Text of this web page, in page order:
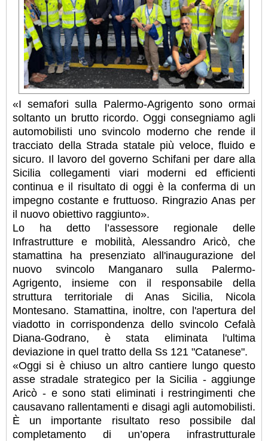
«I semafori sulla Palermo-Agrigento sono ormai
soltanto un brutto ricordo. Oggi consegniamo agli
automobilisti uno svincolo moderno che rende il
tracciato della Strada statale più veloce, fluido e
sicuro. Il lavoro del governo Schifani per dare alla
Sicilia collegamenti viari moderni ed efficienti
continua e il risultato di oggi è la conferma di un
impegno costante e fruttuoso. Ringrazio Anas per
il nuovo obiettivo raggiunto».
Lo ha detto l’assessore regionale delle
Infrastrutture e mobilità, Alessandro Aricò, che
stamattina ha presenziato all'inaugurazione del
nuovo svincolo Manganaro sulla Palermo-
Agrigento, insieme con il responsabile della
struttura territoriale di Anas Sicilia, Nicola
Montesano. Stamattina, inoltre, con l'apertura del
viadotto in corrispondenza dello svincolo Cefalà
Diana-Godrano, è stata eliminata l'ultima
deviazione in quel tratto della Ss 121 "Catanese".
«Oggi si è chiuso un altro cantiere lungo questo
asse stradale strategico per la Sicilia - aggiunge
Aricò - e sono stati eliminati i restringimenti che
causavano rallentamenti e disagi agli automobilisti.
È un importante risultato reso possibile dal
completamento di un’opera infrastrutturale